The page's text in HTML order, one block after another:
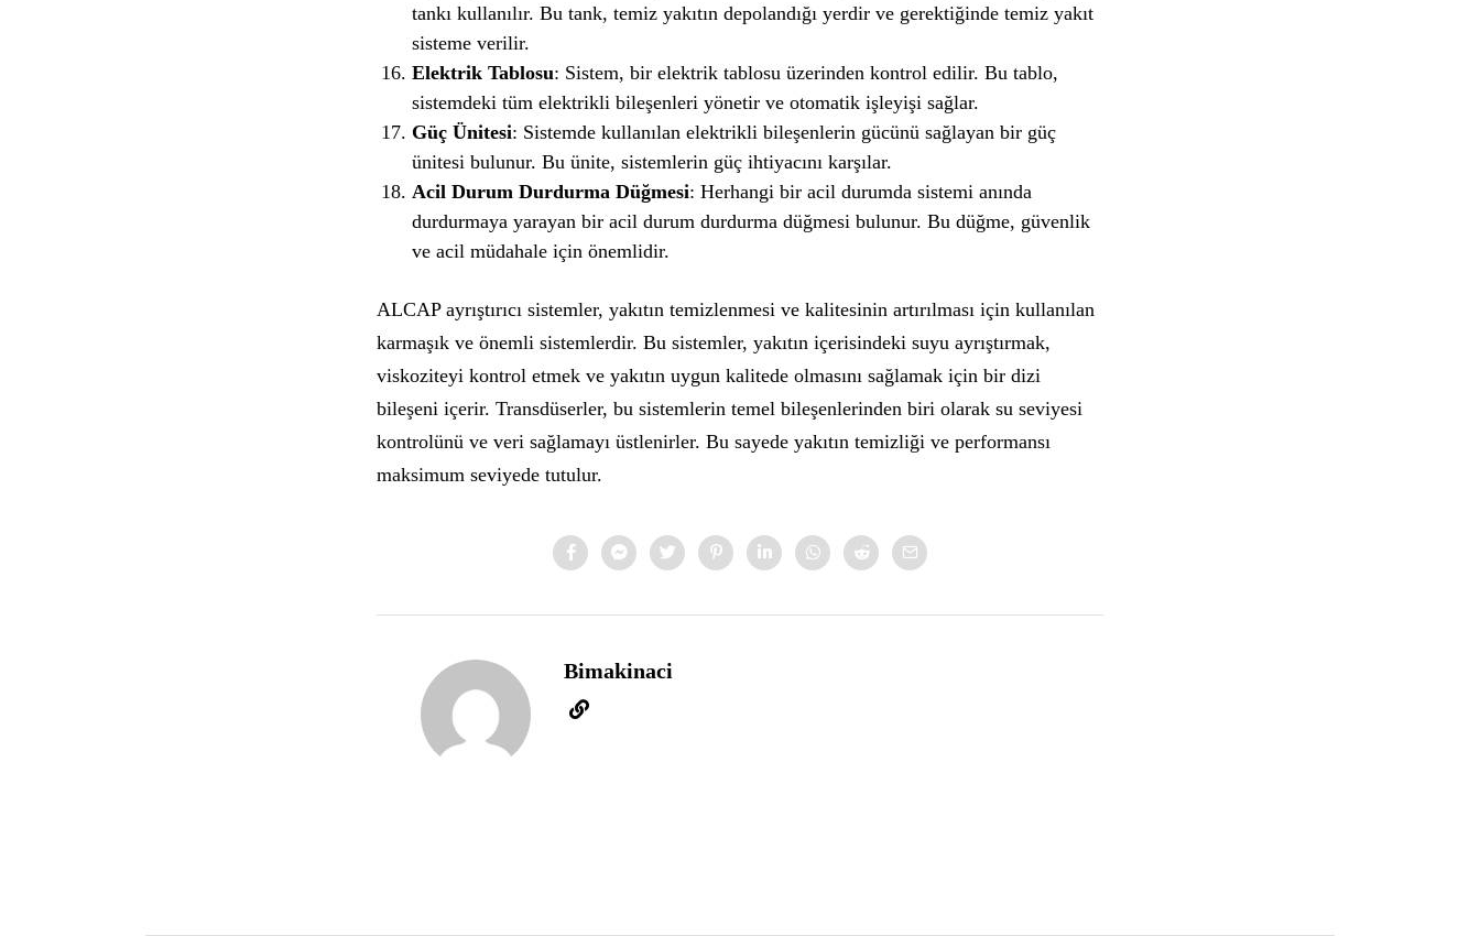
tankı kullanılır. Bu tank, temiz yakıtın depolandığı yerdir ve gerektiğinde temiz yakıt
sisteme verilir.
Elektrik Tablosu: Sistem, bir elektrik tablosu üzerinden kontrol edilir. Bu tablo,
sistemdeki tüm elektrikli bileşenleri yönetir ve otomatik işleyişi sağlar.
Güç Ünitesi: Sistemde kullanılan elektrikli bileşenlerin gücünü sağlayan bir güç
ünitesi bulunur. Bu ünite, sistemlerin güç ihtiyacını karşılar.
Acil Durum Durdurma Düğmesi: Herhangi bir acil durumda sistemi anında
durdurmaya yarayan bir acil durum durdurma düğmesi bulunur. Bu düğme, güvenlik
ve acil müdahale için önemlidir.
ALCAP ayrıştırıcı sistemler, yakıtın temizlenmesi ve kalitesinin artırılması için kullanılan
karmaşık ve önemli sistemlerdir. Bu sistemler, yakıtın içerisindeki suyu ayrıştırmak,
viskoziteyi kontrol etmek ve yakıtın uygun kalitede olmasını sağlamak için bir dizi
bileşeni içerir. Transdüserler, bu sistemlerin temel bileşenlerinden biri olarak su seviyesi
kontrolünü ve veri sağlamayı üstlenirler. Bu sayede yakıtın temizliği ve performansı
maksimum seviyede tutulur.
Bimakinaci